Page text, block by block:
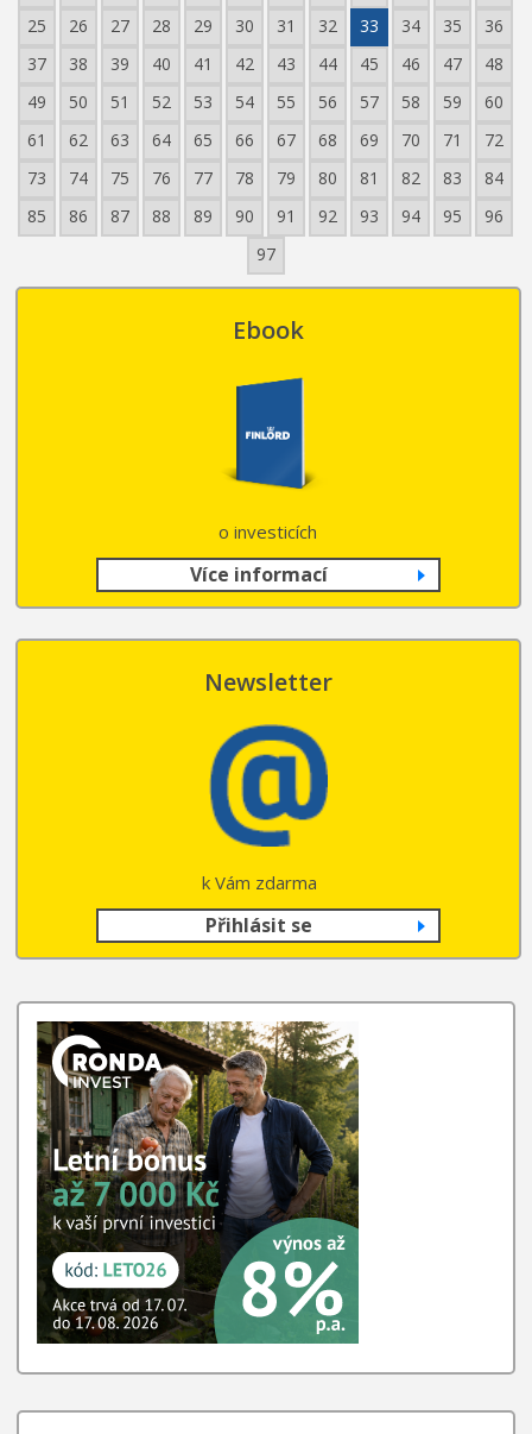
25
26 27 28 29 30 31 32 33 34 35
36
37
38 39 40 41 42 43 44 45 46 47
48
49
50 51 52 53 54 55 56 57 58 59
60
61
62 63 64 65 66 67 68 69 70 71
72
73
74 75 76 77 78 79 80 81 82 83
84
85
86 87 88 89 90 91 92 93 94 95
96
97
Ebook
o investicích
Více informací
Newsletter
k Vám zdarma
Přihlásit se